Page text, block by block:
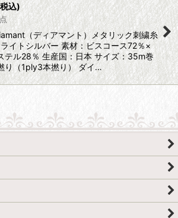
込)
（ディアマント）メタリック刺繍糸
イトシルバー 素材：ビスコース72％×
テル28％ 生産国：日本 サイズ：35m巻
り（1ply3本撚り） ダイ…